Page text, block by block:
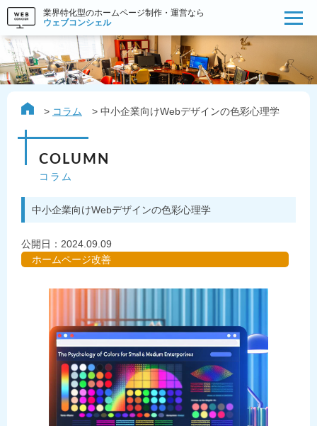
業界特化型のホームページ制作・運営なら
ウェブコンシェル
コラム 中小企業向けWebデザインの色彩心理学
COLUMN
コラム
中小企業向けWebデザインの色彩心理学
公開日： 2024.09.09
ホームページ改善